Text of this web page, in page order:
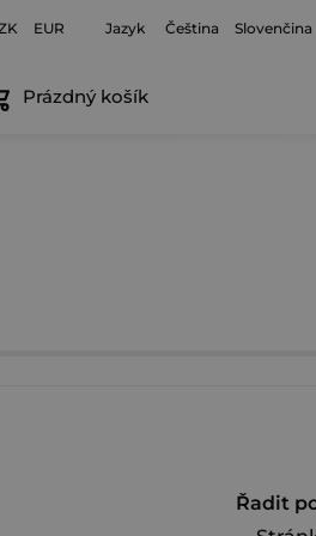
EUR Jazyk Čeština Slovenčina
Nákupní
Prázdný košík
Ř
Řadit